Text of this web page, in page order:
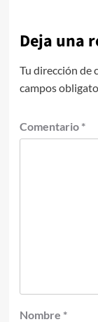
Deja una
Tu dirección de
campos
Comentario *
Nombre *